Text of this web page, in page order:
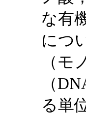
な有
につ
（モ
（
る単